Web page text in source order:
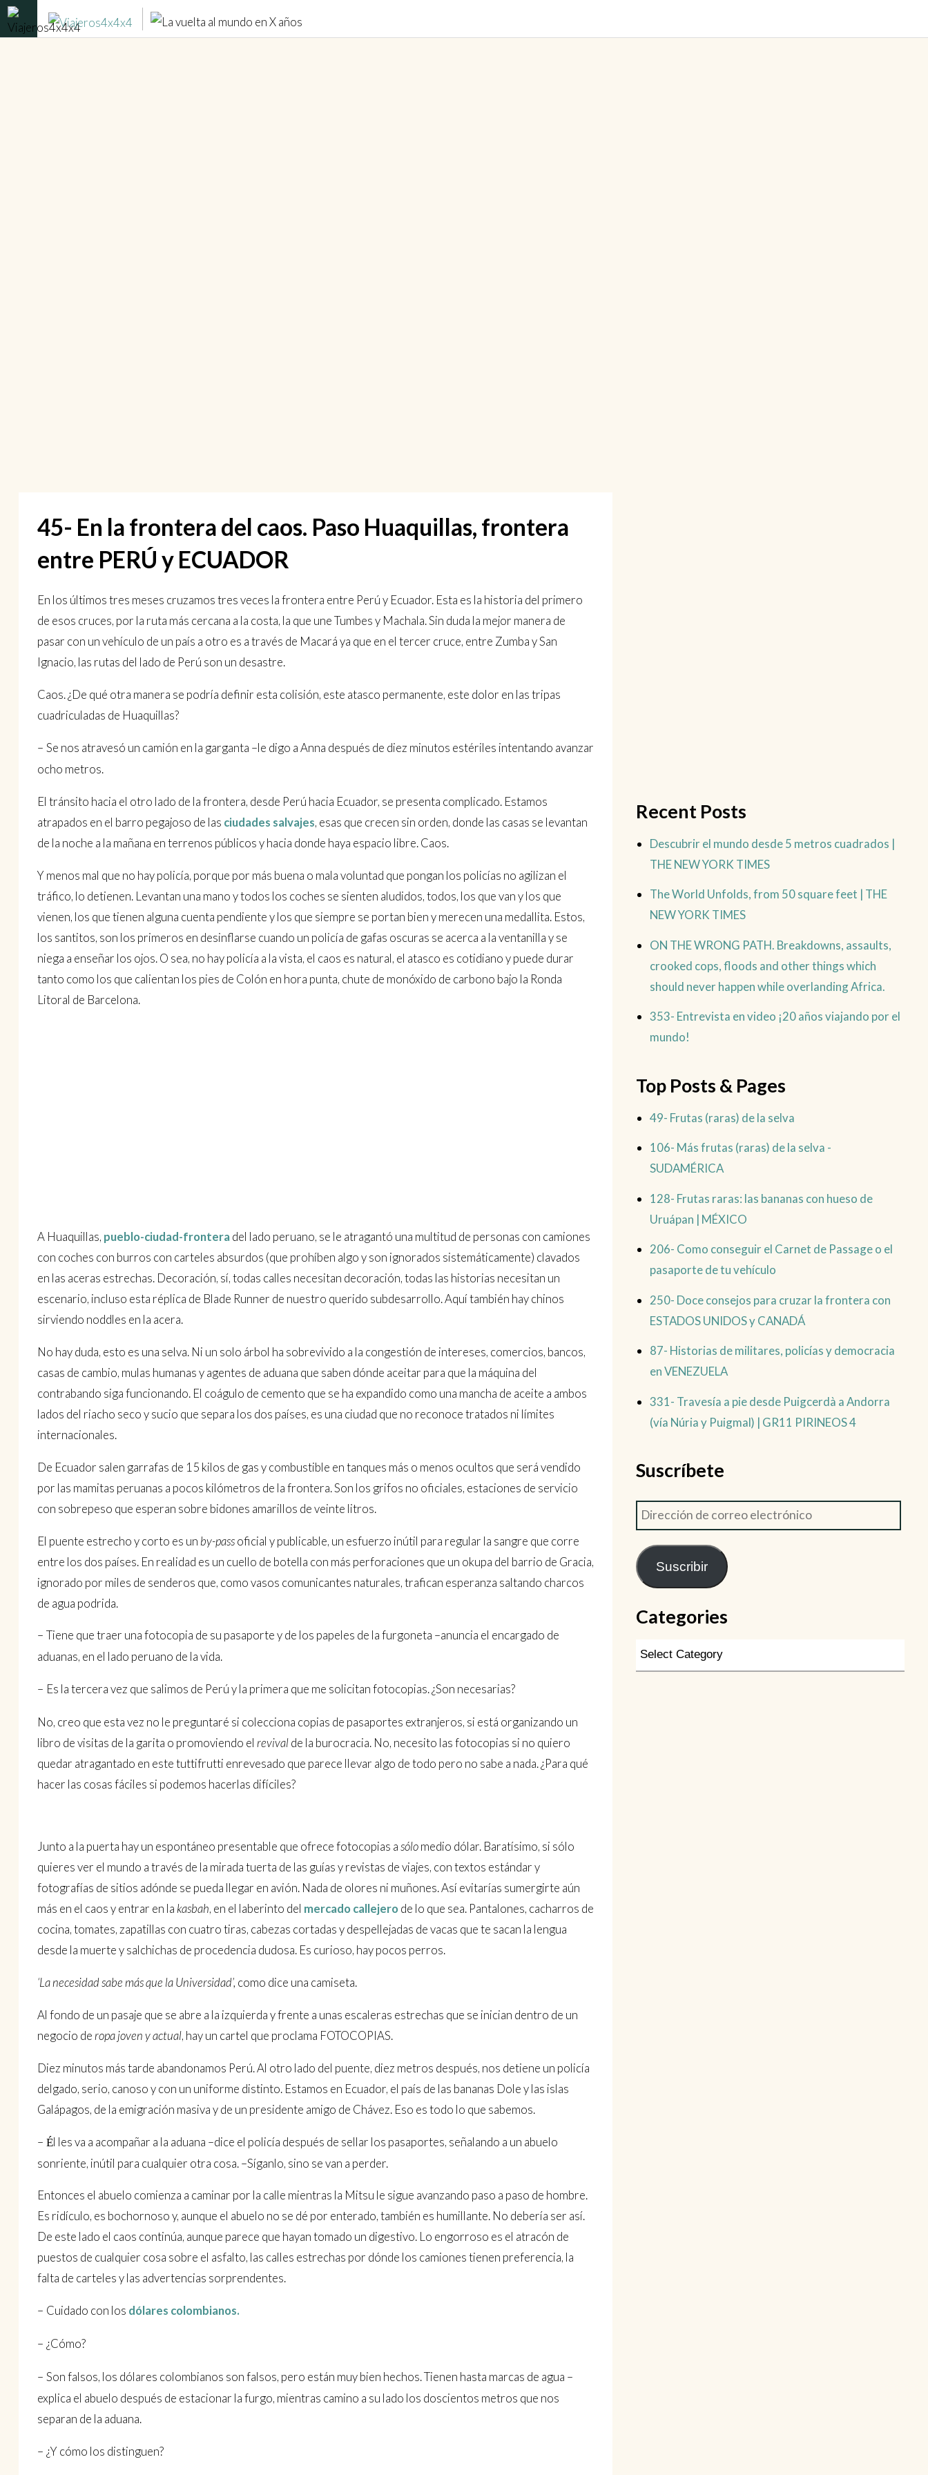
45- En la frontera del caos. Paso Huaquillas, frontera
entre PERÚ y ECUADOR
En los últimos tres meses cruzamos tres veces la frontera entre Perú y Ecuador. Esta es la historia del primero
de esos cruces, por la ruta más cercana a la costa, la que une Tumbes y Machala. Sin duda la mejor manera de
pasar con un vehículo de un país a otro es a través de Macará ya que en el tercer cruce, entre Zumba y San
Ignacio, las rutas del lado de Perú son un desastre.
Caos. ¿De qué otra manera se podría definir esta colisión, este atasco permanente, este dolor en las tripas
cuadriculadas de Huaquillas?
– Se nos atravesó un camión en la garganta –le digo a Anna después de diez minutos estériles intentando avanzar
ocho metros.
El tránsito hacia el otro lado de la frontera, desde Perú hacia Ecuador, se presenta complicado. Estamos
atrapados en el barro pegajoso de las ciudades salvajes, esas que crecen sin orden, donde las casas se levantan
de la noche a la mañana en terrenos públicos y hacia donde haya espacio libre. Caos.
Y menos mal que no hay policía, porque por más buena o mala voluntad que pongan los policías no agilizan el
tráfico, lo detienen. Levantan una mano y todos los coches se sienten aludidos, todos, los que van y los que
vienen, los que tienen alguna cuenta pendiente y los que siempre se portan bien y merecen una medallita. Estos,
los santitos, son los primeros en desinflarse cuando un policía de gafas oscuras se acerca a la ventanilla y se
niega a enseñar los ojos. O sea, no hay policía a la vista, el caos es natural, el atasco es cotidiano y puede durar
tanto como los que calientan los pies de Colón en hora punta, chute de monóxido de carbono bajo la Ronda
Litoral de Barcelona.
A Huaquillas, pueblo-ciudad-fronteradel lado peruano, se le atragantó una multitud de personas con camiones
con coches con burros con carteles absurdos (que prohíben algo y son ignorados sistemáticamente) clavados
en las aceras estrechas. Decoración, sí, todas calles necesitan decoración, todas las historias necesitan un
escenario, incluso esta réplica de Blade Runner de nuestro querido subdesarrollo. Aquí también hay chinos
sirviendo noddles en la acera.
No hay duda, esto es una selva. Ni un solo árbol ha sobrevivido a la congestión de intereses, comercios, bancos,
casas de cambio, mulas humanas y agentes de aduana que saben dónde aceitar para que la máquina del
contrabando siga funcionando. El coágulo de cemento que se ha expandido como una mancha de aceite a ambos
lados del riacho seco y sucio que separa los dos países, es una ciudad que no reconoce tratados ni límites
internacionales.
De Ecuador salen garrafas de 15 kilos de gas y combustible en tanques más o menos ocultos que será vendido
por las mamitas peruanas a pocos kilómetros de la frontera. Son los grifos no oficiales, estaciones de servicio
con sobrepeso que esperan sobre bidones amarillos de veinte litros.
El puente estrecho y corto es un by-passoficial y publicable, un esfuerzo inútil para regular la sangre que corre
entre los dos países. En realidad es un cuello de botella con más perforaciones que un okupa del barrio de Gracia,
ignorado por miles de senderos que, como vasos comunicantes naturales, trafican esperanza saltando charcos
de agua podrida.
– Tiene que traer una fotocopia de su pasaporte y de los papeles de la furgoneta –anuncia el encargado de
aduanas, en el lado peruano de la vida.
– Es la tercera vez que salimos de Perú y la primera que me solicitan fotocopias. ¿Son necesarias?
No, creo que esta vez no le preguntaré si colecciona copias de pasaportes extranjeros, si está organizando un
libro de visitas de la garita o promoviendo el revivalde la burocracia. No, necesito las fotocopias si no quiero
quedar atragantado en este tuttifrutti enrevesado que parece llevar algo de todo pero no sabe a nada. ¿Para qué
hacer las cosas fáciles si podemos hacerlas difíciles?
Junto a la puerta hay un espontáneo presentable que ofrece fotocopias asólomedio dólar. Baratísimo, si sólo
quieres ver el mundo a través de la mirada tuerta de las guías y revistas de viajes, con textos estándar y
fotografías de sitios adónde se pueda llegar en avión. Nada de olores ni muñones. Así evitarías sumergirte aún
más en el caos y entrar en lakasbah, en el laberinto del mercado callejero de lo que sea. Pantalones, cacharros de
cocina, tomates, zapatillas con cuatro tiras, cabezas cortadas y despellejadas de vacas que te sacan la lengua
desde la muerte y salchichas de procedencia dudosa. Es curioso, hay pocos perros.
‘La necesidad sabe más que la Universidad’, como dice una camiseta.
Al fondo de un pasaje que se abre a la izquierda y frente a unas escaleras estrechas que se inician dentro de un
negocio de ropa joven y actual, hay un cartel que proclama FOTOCOPIAS.
Diez minutos más tarde abandonamos Perú. Al otro lado del puente, diez metros después, nos detiene un policía
delgado, serio, canoso y con un uniforme distinto. Estamos en Ecuador, el país de las bananas Dole y las islas
Galápagos, de la emigración masiva y de un presidente amigo de Chávez. Eso es todo lo que sabemos.
– Él les va a acompañar a la aduana –dice el policía después de sellar los pasaportes, señalando a un abuelo
sonriente, inútil para cualquier otra cosa. –Síganlo, sino se van a perder.
Entonces el abuelo comienza a caminar por la calle mientras la Mitsu le sigue avanzando paso a paso de hombre.
Es ridículo, es bochornoso y, aunque el abuelo no se dé por enterado, también es humillante. No debería ser así.
De este lado el caos continúa, aunque parece que hayan tomado un digestivo. Lo engorroso es el atracón de
puestos de cualquier cosa sobre el asfalto, las calles estrechas por dónde los camiones tienen preferencia, la
falta de carteles y las advertencias sorprendentes.
– Cuidado con los dólares colombianos.
– ¿Cómo?
– Son falsos, los dólares colombianos son falsos, pero están muy bien hechos. Tienen hasta marcas de agua –
explica el abuelo después de estacionar la furgo, mientras camino a su lado los doscientos metros que nos
separan de la aduana.
– ¿Y cómo los distinguen?
Recent Posts
Descubrir el mundo desde 5 metros cuadrados |
THE NEW YORK TIMES
The World Unfolds, from 50 square feet | THE
NEW YORK TIMES
ON THE WRONG PATH. Breakdowns, assaults,
crooked cops, floods and other things which
should never happen while overlanding Africa.
353- Entrevista en video ¡20 años viajando por el
mundo!
Top Posts & Pages
49- Frutas (raras) de la selva
106- Más frutas (raras) de la selva -
SUDAMÉRICA
128- Frutas raras: las bananas con hueso de
Uruápan | MÉXICO
206- Como conseguir el Carnet de Passage o el
pasaporte de tu vehículo
250- Doce consejos para cruzar la frontera con
ESTADOS UNIDOS y CANADÁ
87- Historias de militares, policías y democracia
en VENEZUELA
331- Travesía a pie desde Puigcerdà a Andorra
(vía Núria y Puigmal) | GR11 PIRINEOS 4
Suscríbete
Suscribir
Categories